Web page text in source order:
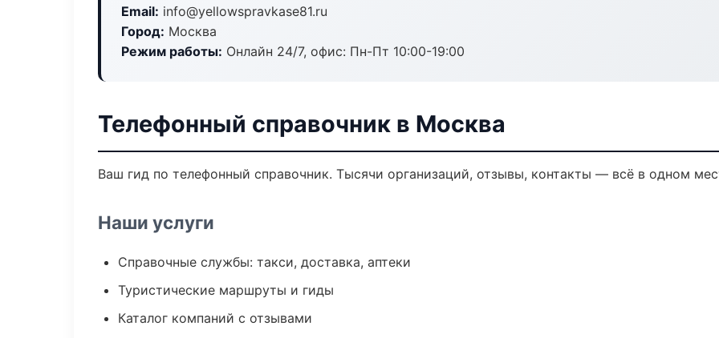
Email: info@yellowspravkase81.ru
Город: Москва
Режим работы: Онлайн 24/7, офис: Пн-Пт 10:00-19:00
Телефонный справочник в Москва
Ваш гид по телефонный справочник. Тысячи организаций, отзывы, контакты — всё в одном
Наши услуги
Справочные службы: такси, доставка, аптеки
Туристические маршруты и гиды
Каталог компаний с отзывами